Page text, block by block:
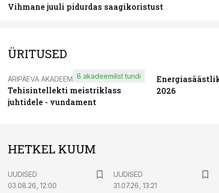
Vihmane juuli pidurdas saagikoristust
ÜRITUSED
ÄRIPÄEVA AKADEEMIA
Tehisintellekti meistriklass
juhtidele - vundament
8 akadeemilist tundi
2026
HETKEL KUUM
UUDISED
03.08.26, 12:00
UUDISED
31.07.26, 13:21